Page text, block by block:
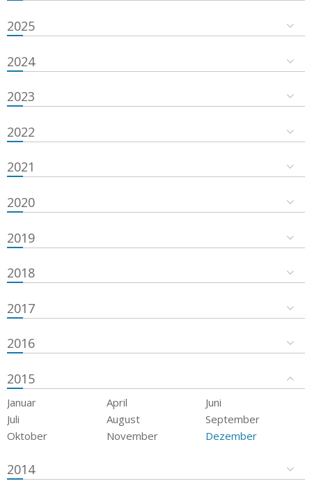
2025
2024
2023
2022
2021
2020
2019
2018
2017
2016
2015
Januar April
Juni
Juli
August
September
Oktober
November Dezember
2014